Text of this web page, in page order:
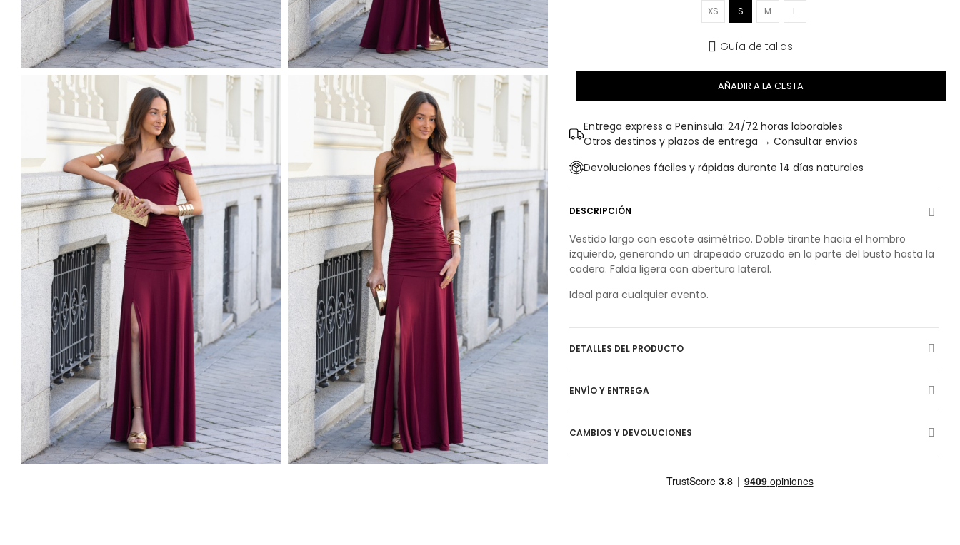
XS S M L
Guía de tallas
AÑADIR A LA CESTA
Entrega express a Península: 24/72 horas laborables
Otros destinos y plazos de entrega → Consultar envíos
Devoluciones fáciles y rápidas durante 14 días naturales
DESCRIPCIÓN
Vestido largo con escote asimétrico. Doble tirante hacia el hombro
izquierdo, generando un drapeado cruzado en la parte del busto hasta la
cadera. Falda ligera con abertura lateral.
Ideal para cualquier evento.
DETALLES DEL PRODUCTO
ENVÍO Y ENTREGA
CAMBIOS Y DEVOLUCIONES